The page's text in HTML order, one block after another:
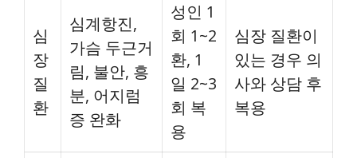
심
장
질
환
심계항진,
가슴 두근거
림, 불안, 흥
분, 어지럼
증 완화
성인 1
회 1~2
환, 1
일 2~3
회 복
용
심장 질환이
있는 경우 의
사와 상담 후
복용